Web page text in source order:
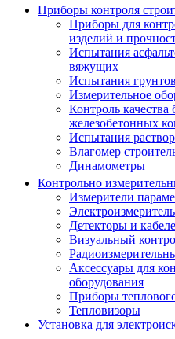
Приборы контроля
Приборы для
изделий и
Испытания
вяжущих
Испытания
Измерительное
Контроль качества
железобетонных
Испытания
Влагомер
Динамометры
Контрольно
Измерители
Детекторы и
Визуальный
Аксессуары для
оборудования
Приборы
Тепловизоры
Установка для